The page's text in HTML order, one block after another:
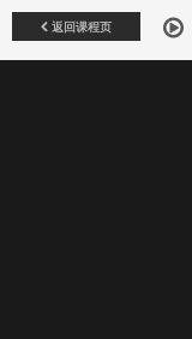
返回课程页